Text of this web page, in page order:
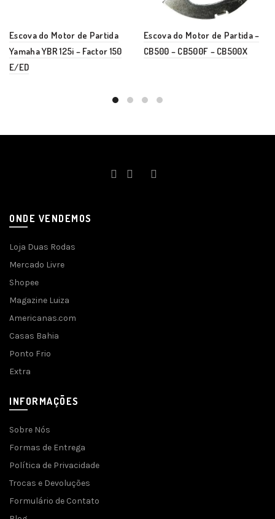
Escova do Motor de Partida
Yamaha YBR 125i – Factor 150
E/ED
Escova do Motor de Partida –
CB500 – CB500F – CB500X
ONDE VENDEMOS
Loja Duas Rodas
Mercado Livre
Shopee
Magazine Luiza
Americanas.com
Casas Bahia
Ponto Frio
Extra
INFORMAÇÕES
Sobre Nós
Formas de Entrega
Política de Privacidade
Trocas e Devoluções
Formulário de Contato